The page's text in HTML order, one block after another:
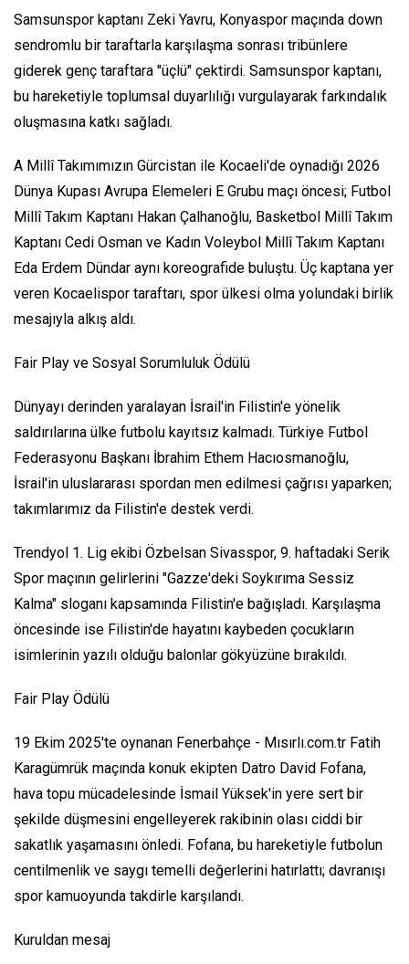
Samsunspor kaptanı Zeki Yavru, Konyaspor maçında down
sendromlu bir taraftarla karşılaşma sonrası tribünlere
giderek genç taraftara "üçlü" çektirdi. Samsunspor kaptanı,
bu hareketiyle toplumsal duyarlılığı vurgulayarak farkındalık
oluşmasına katkı sağladı.
A Millî Takımımızın Gürcistan ile Kocaeli'de oynadığı 2026
Dünya Kupası Avrupa Elemeleri E Grubu maçı öncesi; Futbol
Millî Takım Kaptanı Hakan Çalhanoğlu, Basketbol Millî Takım
Kaptanı Cedi Osman ve Kadın Voleybol Millî Takım Kaptanı
Eda Erdem Dündar aynı koreografide buluştu. Üç kaptana yer
veren Kocaelispor taraftarı, spor ülkesi olma yolundaki birlik
mesajıyla alkış aldı.
Fair Play ve Sosyal Sorumluluk Ödülü
Dünyayı derinden yaralayan İsrail'in Filistin'e yönelik
saldırılarına ülke futbolu kayıtsız kalmadı. Türkiye Futbol
Federasyonu Başkanı İbrahim Ethem Hacıosmanoğlu,
İsrail'in uluslararası spordan men edilmesi çağrısı yaparken;
takımlarımız da Filistin'e destek verdi.
Trendyol 1. Lig ekibi Özbelsan Sivasspor, 9. haftadaki Serik
Spor maçının gelirlerini "Gazze'deki Soykırıma Sessiz
Kalma" sloganı kapsamında Filistin'e bağışladı. Karşılaşma
öncesinde ise Filistin'de hayatını kaybeden çocukların
isimlerinin yazılı olduğu balonlar gökyüzüne bırakıldı.
Fair Play Ödülü
19 Ekim 2025'te oynanan Fenerbahçe - Mısırlı.com.tr Fatih
Karagümrük maçında konuk ekipten Datro David Fofana,
hava topu mücadelesinde İsmail Yüksek'in yere sert bir
şekilde düşmesini engelleyerek rakibinin olası ciddi bir
sakatlık yaşamasını önledi. Fofana, bu hareketiyle futbolun
centilmenlik ve saygı temelli değerlerini hatırlattı; davranışı
spor kamuoyunda takdirle karşılandı.
Kuruldan mesaj